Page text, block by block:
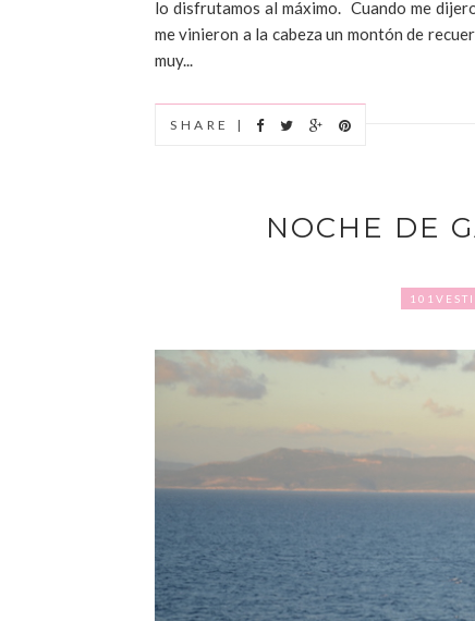
lo disfrutamos al máximo. Cuando me
me vinieron a la cabeza un montón de
muy...
SHARE |
NOCHE DE